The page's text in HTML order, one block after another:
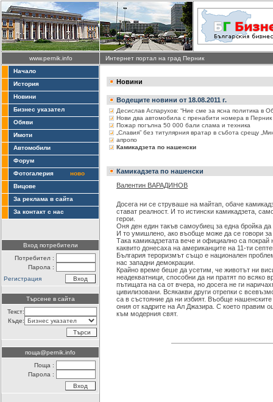
www.pernik.info
Интернет портал на град Перник
Начало
История
Новини
Бизнес указател
Обяви
Имоти
Автомобили
Форум
Фотогалерия
ново
Вицове
За реклама в сайта
За контакт с нас
Вход потребители
Потребител :
Парола :
Регистрация
Търсене в сайта
Текст:
Къде:
поща@pernik.info
Поща :
Парола :
Новини
Водещите новини от 18.08.2011 г.
Десислав Аспарухов: “Ние сме за ясна политика в
Нови два автомобила с пренабити номера в Перник
Пожар погълна 50 000 бали слама и техника
„Славия” без титулярния вратар в събота срещу
апропо
Камикадзета по нашенски
Камикадзета по нашенски
Валентин ВАРАДИНОВ
Досега ни се струваше на майтап, обаче
стават реалност. И то истински камикадзета,
герои.
Оня ден един такъв самоубиец за една бройка
И то умишлено, ако въобще може да се говори
Така камикадзетата вече и официално са
каквито донесаха на американците на 11-ти
България тероризмът също е национален
нас западни демокрации.
Крайно време беше да усетим, че животът ни
неадекватници, способни да ни пратят по всяко
пътищата на са от вчера, но досега не ги
цивилизовани. Всякакви други отрепки с
са в състояние да ни избият. Въобще
ония от кадрите на Ал Джазира. С което правим
към модерния свят.